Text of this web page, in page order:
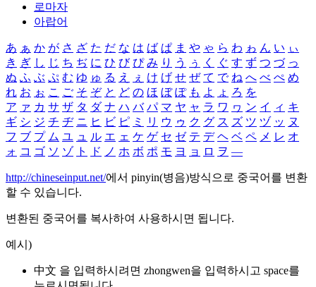
로마자
아랍어
あ ぁ か が さ ざ た だ な は ば ぱ ま や ゃ ら わ ゎ ん い ぃ
き ぎ し じ ち ぢ に ひ び ぴ み り う ぅ く ぐ す ず つ づ っ
ぬ ふ ぶ ぷ む ゆ ゅ る え ぇ け げ せ ぜ て で ね へ べ ぺ め
れ お ぉ こ ご そ ぞ と ど の ほ ぼ ぽ も よ ょ ろ を
ア ァ カ サ ザ タ ダ ナ ハ バ パ マ ヤ ャ ラ ワ ヮ ン イ ィ キ
ギ シ ジ チ ヂ ニ ヒ ビ ピ ミ リ ウ ゥ ク グ ス ズ ツ ヅ ッ ヌ
フ ブ プ ム ユ ュ ル エ ェ ケ ゲ セ ゼ テ デ ヘ ベ ペ メ レ オ
ォ コ ゴ ソ ゾ ト ド ノ ホ ボ ポ モ ヨ ョ ロ ヲ ―
http://chineseinput.net/에서 pinyin(병음)방식으로 중국어를 변환
할 수 있습니다.
변환된 중국어를 복사하여 사용하시면 됩니다.
예시)
中文 을 입력하시려면 zhongwen을 입력하시고 space를